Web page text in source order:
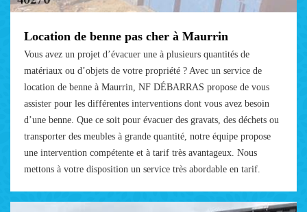
Location de benne pas cher à Maurrin
Vous avez un projet d’évacuer une à plusieurs quantités de
matériaux ou d’objets de votre propriété ? Avec un service de
location de benne à Maurrin, NF DÉBARRAS propose de vous
assister pour les différentes interventions dont vous avez besoin
d’une benne. Que ce soit pour évacuer des gravats, des déchets ou
transporter des meubles à grande quantité, notre équipe propose
une intervention compétente et à tarif très avantageux. Nous
mettons à votre disposition un service très abordable en tarif.